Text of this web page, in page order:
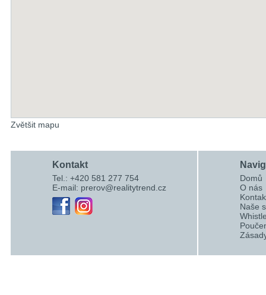
Zvětšit mapu
Kontakt
Tel.: +420 581 277 754
E-mail: prerov@realitytrend.cz
Domů
O nás
Naše